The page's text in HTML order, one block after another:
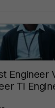
Engineer
Tl